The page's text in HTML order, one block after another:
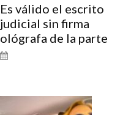
Es válido el escrito
judicial sin firma
ológrafa de la parte